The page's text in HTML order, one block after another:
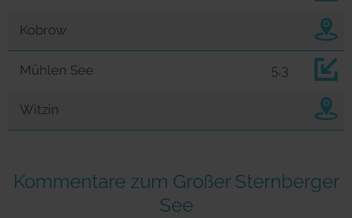
Kobrow
Mühlen See 5,3
Witzin
Kommentare zum Großer Sternberger
See